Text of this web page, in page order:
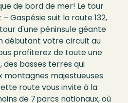
de bord de mer! Le tour
Gaspésie suit la route 132,
d'une péninsule géante
débutant votre circuit au
profiterez de toute une
basses terres qui
majestueuses
route vous invite à la
de 7 parcs nationaux, où